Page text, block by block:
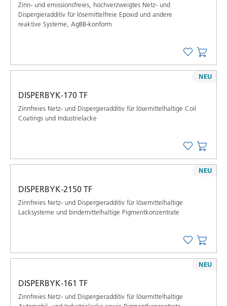
Zinn- und emissionsfreies, hochverzweigtes Netz- und
Dispergieradditiv für lösemittelfreie Epoxid und andere
reaktive Systeme, AgBB-konform
DISPERBYK-170 TF
Zinnfreies Netz- und Dispergieradditiv für lösemittelhaltige Coil
Coatings und Industrielacke
NEU
DISPERBYK-2150 TF
Zinnfreies Netz- und Dispergieradditiv für lösemittelhaltige
Lacksysteme und bindemittelhaltige Pigmentkonzentrate
NEU
DISPERBYK-161 TF
Zinnfreies Netz- und Dispergieradditiv für lösemittelhaltige
NEU